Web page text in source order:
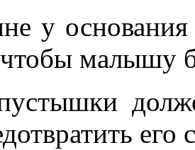
у
малышу
его